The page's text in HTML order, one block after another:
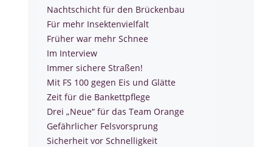
Nachtschicht für den Brückenbau
Für mehr Insektenvielfalt
Früher war mehr Schnee
Im Interview
Immer sichere Straßen!
Mit FS 100 gegen Eis und Glätte
Zeit für die Bankettpflege
Drei „Neue“ für das Team Orange
Gefährlicher Felsvorsprung
Sicherheit vor Schnelligkeit